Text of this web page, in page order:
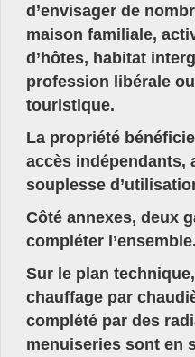
d’envisager de
maison familiale,
d’hôtes, habitat
profession libérale
touristique.
La propriété
accès indépendants,
souplesse
Côté annexes, deux
compléter l’ensemble.
Sur le plan
chauffage par
complété par des
menuiseries sont en